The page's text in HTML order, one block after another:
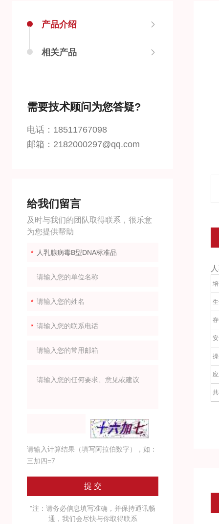
产品介绍
相关产品
需要技术顾问为您答疑?
电话：18511767098
邮箱：2182000297@qq.com
给我们留言
及时与我们的团队取得联系，很乐意
为您提供帮助
请输入计算结果（填写阿拉伯数字），如：
三加四=7
"注：请务必信息填写准确，并保持通讯畅
通，我们会尽快与你取得联系